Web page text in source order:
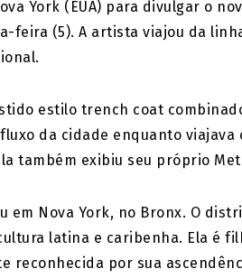
York (EUA) para divulgar o
feira (5). A artista viajou da
estilo trench coat
da cidade enquanto
também exibiu seu próprio
em Nova York, no Bronx. O
latina e caribenha. Ela é
reconhecida por sua